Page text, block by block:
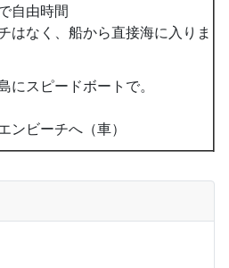
自由時間
チはなく、船から直接海に入りま
にスピードボートで。
ンビーチへ（車）